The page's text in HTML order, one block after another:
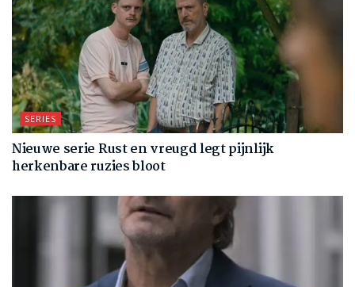
SERIES
Nieuwe serie Rust en vreugd legt pijnlijk
herkenbare ruzies bloot